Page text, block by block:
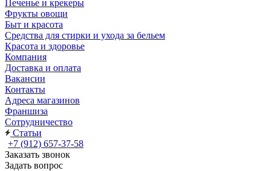
Печенье и крекеры
Фрукты овощи
Быт и красота
Средства для стирки и ухода за бельем
Красота и здоровье
Компания
Доставка и оплата
Вакансии
Контакты
Адреса магазинов
Франшиза
Сотрудничество
Статьи
+7 (912) 657-37-58
Заказать звонок
Задать вопрос